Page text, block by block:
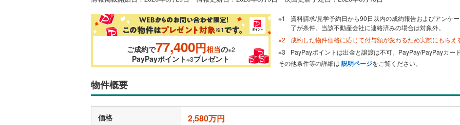
ご成約で77,400円相当の※2
PayPayポイント※3プレゼント
資料請求/見学予約日から90日以内の成約報告およびアンケ
了が条件。当該不動産会社に連絡済みの場合は対象外。
成約した物件価格に応じて付与額が変わるため実際にもらえ
PayPayポイントは出金と譲渡は不可。PayPay/PayPayカー
その他条件等の詳細は 説明ページをご覧ください。
物件概要
価格
2,580万円